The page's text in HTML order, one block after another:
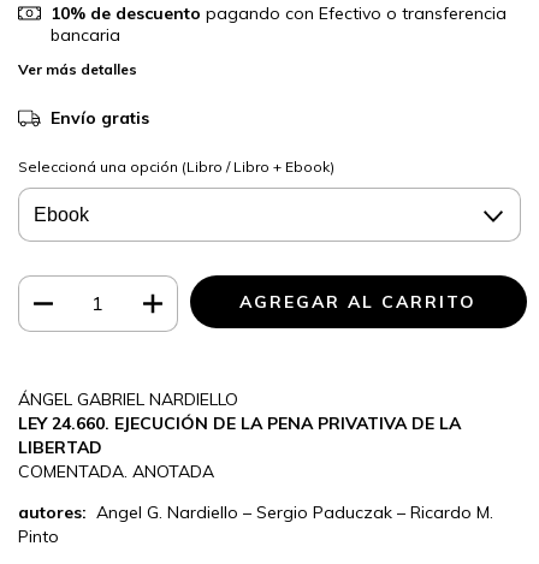
10% de descuento pagando con Efectivo o transferencia
bancaria
Ver más detalles
Envío gratis
Seleccioná una opción (Libro / Libro + Ebook)
ÁNGEL GABRIEL NARDIELLO
LEY 24.660. EJECUCIÓN DE LA PENA PRIVATIVA DE LA
LIBERTAD
COMENTADA. ANOTADA
autores: Angel G. Nardiello – Sergio Paduczak – Ricardo M.
Pinto